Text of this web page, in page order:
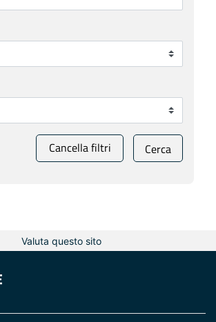
Cancella filtri Cerca
Valuta questo sito